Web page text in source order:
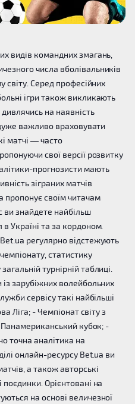
видів командних змагань,
числа вболівальників
світу. Серед професійних
ігри також викликають
на наявність
дуже важливо враховувати
матчі — часто
свої версії розвитку
прогнозисти мають
зіграних матчів
своїм читачам
ви знайдете найбільш
Україні та за кордоном.
регулярно відстежують
статистику
турнірній таблиці.
із зарубіжних волейбольних
сервісу такі найбільші
Ліга; - Чемпіонат світу з
Панамериканський кубок; -
точна аналітика на
онлайн-ресурсу Bet.ua ви
а також авторські
поєдинки. Орієнтовані на
на основі величезної